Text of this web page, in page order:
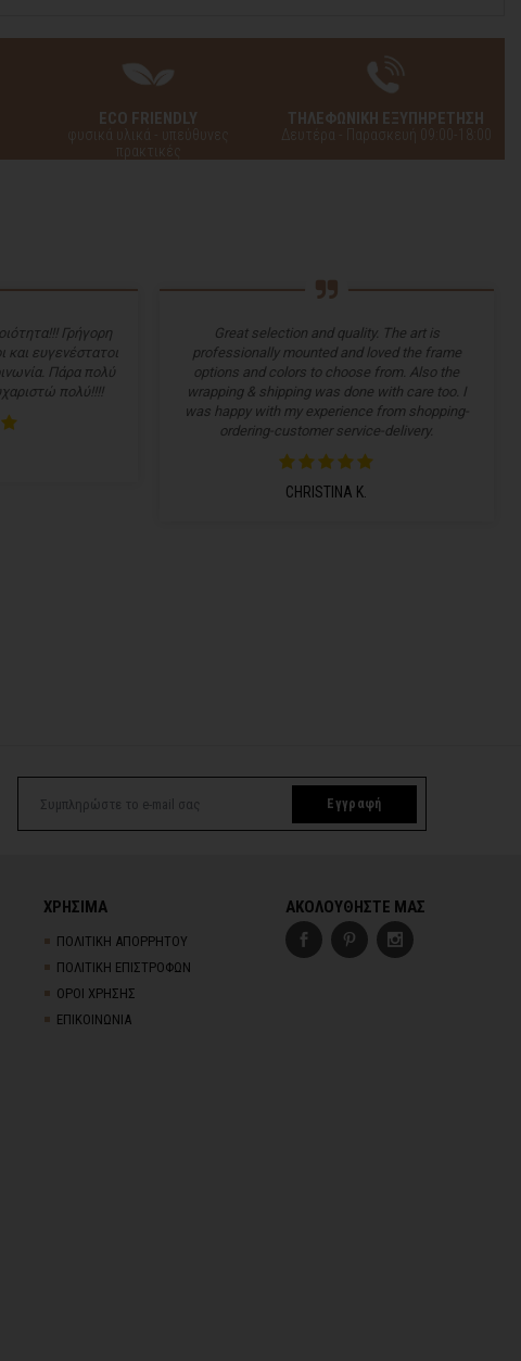
ECO FRIENDLY
φυσικά υλικά - υπεύθυνες
πρακτικές
ΤΗΛΕΦΩΝΙΚΗ ΕΞΥΠΗΡΕΤΗΣΗ
Δευτέρα - Παρασκευή 09:00-18:00
Γρήγορη
και ευγενέστατοι
Πάρα πολύ
πολύ!!!!
Great selection and quality. The art is
professionally mounted and loved the frame
options and colors to choose from. Also the
wrapping & shipping was done with care too. I
was happy with my experience from shopping-
ordering-customer service-delivery.
CHRISTINA K.
Εγγραφή
ΧΡΗΣΙΜΑ
ΠΟΛΙΤΙΚΗ ΑΠΟΡΡΗΤΟΥ
ΠΟΛΙΤΙΚΗ ΕΠΙΣΤΡΟΦΩΝ
ΟΡΟΙ ΧΡΗΣΗΣ
ΕΠΙΚΟΙΝΩΝΙΑ
ΑΚΟΛΟΥΘΗΣΤΕ ΜΑΣ